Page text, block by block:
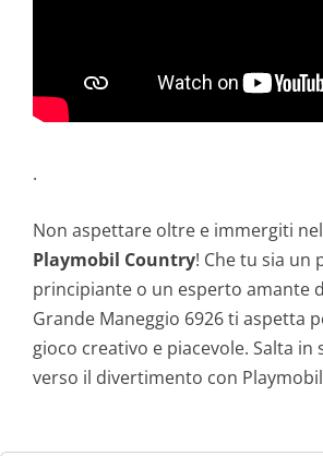
.
Non aspettare oltre e immergiti
Playmobil Country! Che tu sia un
principiante o un esperto amante
Grande Maneggio 6926 ti aspetta
gioco creativo e piacevole. Salta in
verso il divertimento con